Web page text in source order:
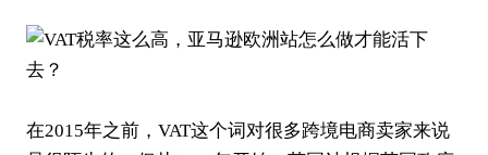
在2015年之前，VAT这个词对很多跨境电商卖家来说